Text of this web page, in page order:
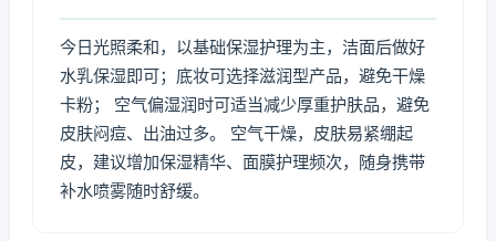
今日光照柔和，以基础保湿护理为主，洁面后做好
水乳保湿即可；底妆可选择滋润型产品，避免干燥
卡粉； 空气偏湿润时可适当减少厚重护肤品，避免
皮肤闷痘、出油过多。 空气干燥，皮肤易紧绷起
皮，建议增加保湿精华、面膜护理频次，随身携带
补水喷雾随时舒缓。